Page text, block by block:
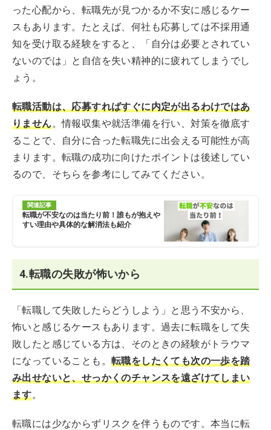
った心配から、転職先が見つかるか不安に感じるケー
スもあります。たとえば、何社も応募しては不採用通
知を受け取る経験をすると、「自分は必要とされてい
ないのでは」と自信を失い精神的に疲れてしまうでし
ょう。
転職活動は、応募すればすぐに内定が出るわけではあ
りません。情報収集や就活準備を行い、対策を徹底す
ることで、自分に合った転職先に出会える可能性が高
まります。転職の成功に向けたポイントは後述してい
るので、そちらを参考にしてみてください。
関連記事
転職が不安なのは当たり前！誰もが抱えや
すい理由や具体的な解消法も紹介
4.転職の失敗が怖いから
「転職して失敗したらどうしよう」と思う不安から、
怖いと感じるケースもあります。過去に転職をして失
敗したと感じている方は、そのときの経験がトラウマ
になっていることも。 転職をしたくても次の一歩を踏
み出せないと、せっかくのチャンスを遠ざけてしまい
ます。
転職には少なからずリスクを伴うものです。本当に転